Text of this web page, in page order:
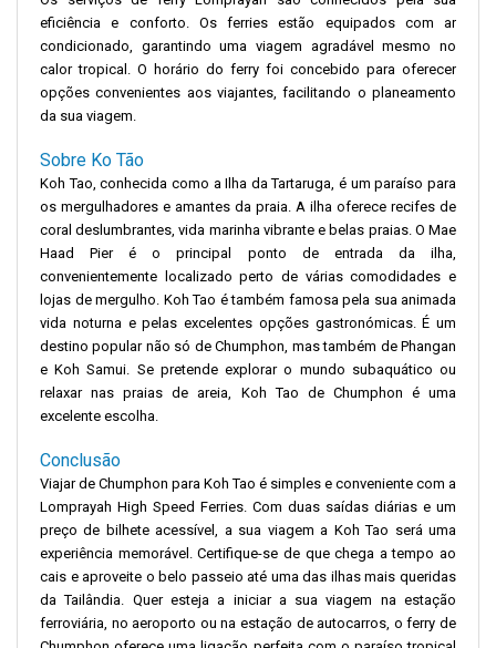
eficiência e conforto. Os ferries estão equipados com ar
condicionado, garantindo uma viagem agradável mesmo no
calor tropical. O horário do ferry foi concebido para oferecer
opções convenientes aos viajantes, facilitando o planeamento
da sua viagem.
Sobre Ko Tão
Koh Tao, conhecida como a Ilha da Tartaruga, é um paraíso para
os mergulhadores e amantes da praia. A ilha oferece recifes de
coral deslumbrantes, vida marinha vibrante e belas praias. O Mae
Haad Pier é o principal ponto de entrada da ilha,
convenientemente localizado perto de várias comodidades e
lojas de mergulho. Koh Tao é também famosa pela sua animada
vida noturna e pelas excelentes opções gastronómicas. É um
destino popular não só de Chumphon, mas também de Phangan
e Koh Samui. Se pretende explorar o mundo subaquático ou
relaxar nas praias de areia, Koh Tao de Chumphon é uma
excelente escolha.
Conclusão
Viajar de Chumphon para Koh Tao é simples e conveniente com a
Lomprayah High Speed ​​​​Ferries. Com duas saídas diárias e um
preço de bilhete acessível, a sua viagem a Koh Tao será uma
experiência memorável. Certifique-se de que chega a tempo ao
cais e aproveite o belo passeio até uma das ilhas mais queridas
da Tailândia. Quer esteja a iniciar a sua viagem na estação
ferroviária, no aeroporto ou na estação de autocarros, o ferry de